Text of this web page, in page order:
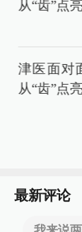
从“齿”点
津医面对
从“齿”点
最新评论